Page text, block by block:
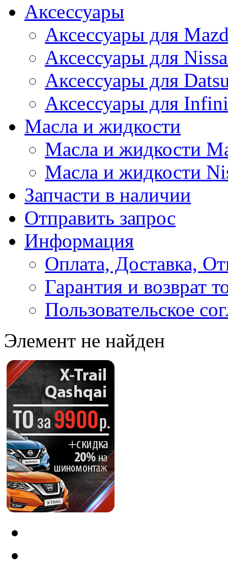
Аксессуары
Аксессуары для
Аксессуары для
Аксессуары для
Аксессуары для
Масла и жидкости
Масла и жидкости
Масла и жидкости
Запчасти в наличии
Отправить запрос
Информация
Оплата, Доставка,
Гарантия и возврат
Пользовательское
Элемент не найден